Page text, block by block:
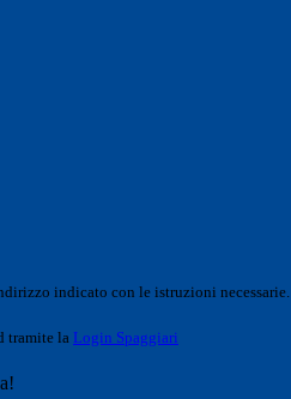
indicato con le istruzioni necessarie.
tramite la Login Spaggiari